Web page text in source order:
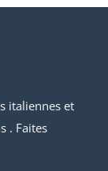
italiennes et
. Faites